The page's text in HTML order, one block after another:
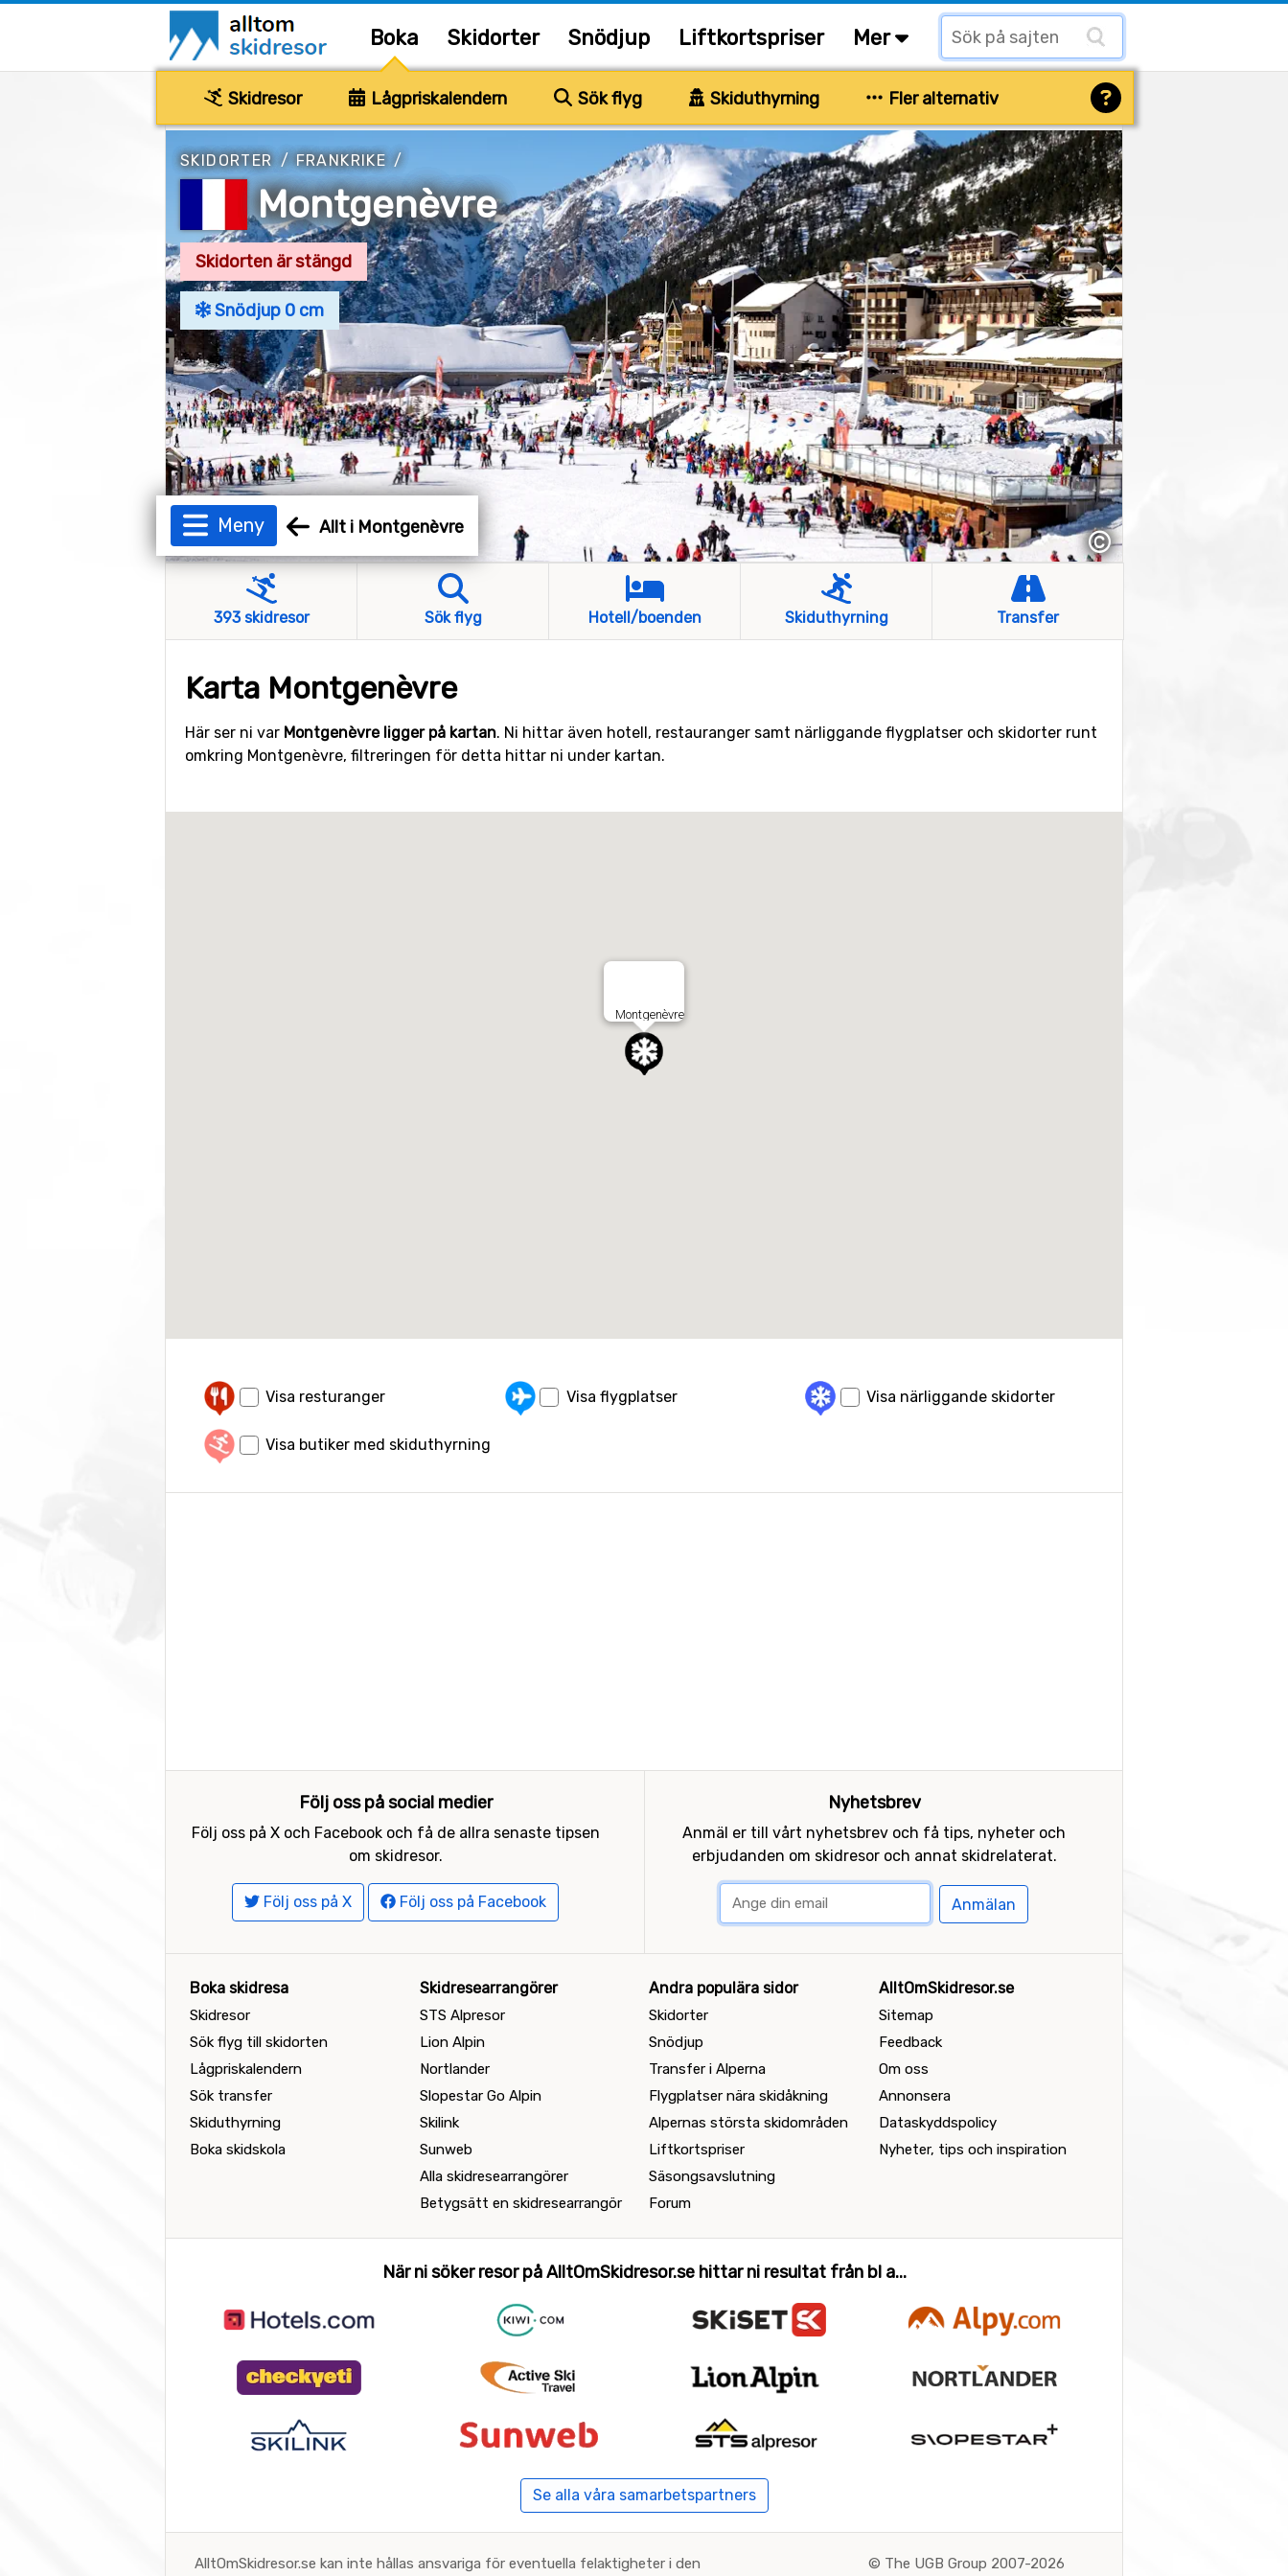
Boka Skidorter Snödjup Liftkortspriser Mer
Skidresor Lågpriskalendern Sök flyg Skiduthyrning Fler alternativ
SKIDORTER /FRANKRIKE /
Montgenèvre
Skidorten är stängd
Snödjup 0 cm
©
Meny Allt i Montgenèvre
393 skidresor Sök flyg Hotell/boenden Skiduthyrning Transfer
Karta Montgenèvre
Här ser ni var Montgenèvre ligger på kartan. Ni hittar även hotell, restauranger samt närliggande flygplatser och skidorter runt
omkring Montgenèvre, filtreringen för detta hittar ni under kartan.
Montgenèvre
Visa resturanger Visa flygplatser Visa närliggande skidorter
Visa butiker med skiduthyrning
Följ oss på social medier
Följ oss på X och Facebook och få de allra senaste tipsen
om skidresor.
Följ oss på X Följ oss på Facebook
Nyhetsbrev
Anmäl er till vårt nyhetsbrev och få tips, nyheter och
erbjudanden om skidresor och annat skidrelaterat.
Anmälan
Boka skidresa
Skidresor
Sök flyg till skidorten
Lågpriskalendern
Sök transfer
Skiduthyrning
Boka skidskola
Skidresearrangörer
STS Alpresor
Lion Alpin
Nortlander
Slopestar Go Alpin
Skilink
Sunweb
Alla skidresearrangörer
Betygsätt en skidresearrangör
Andra populära sidor
Skidorter
Snödjup
Transfer i Alperna
Flygplatser nära skidåkning
Alpernas största skidområden
Liftkortspriser
Säsongsavslutning
Forum
AlltOmSkidresor.se
Sitemap
Feedback
Om oss
Annonsera
Dataskyddspolicy
Nyheter, tips och inspiration
När ni söker resor på AlltOmSkidresor.se hittar ni resultat från bl a...
Se alla våra samarbetspartners
AlltOmSkidresor.se kan inte hållas ansvariga för eventuella felaktigheter i den © The UGB Group 2007-2026